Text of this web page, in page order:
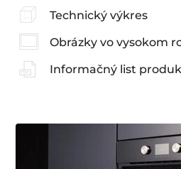
Technický výkres
Obrázky vo vysokom
Informačný list